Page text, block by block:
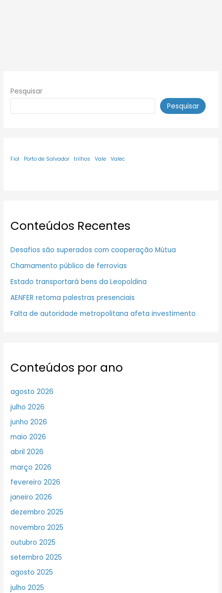
Pesquisar
Pesquisar
Fiol Porto de Salvador trilhos Vale Valec
Conteúdos Recentes
Desafios são superados com cooperação Mútua
Chamamento público de ferrovias
Estado transportará bens da Leopoldina
AENFER retoma palestras presenciais
Falta de autoridade metropolitana afeta investimento
Conteúdos por ano
agosto 2026
julho 2026
junho 2026
maio 2026
abril 2026
março 2026
fevereiro 2026
janeiro 2026
dezembro 2025
novembro 2025
outubro 2025
setembro 2025
agosto 2025
julho 2025